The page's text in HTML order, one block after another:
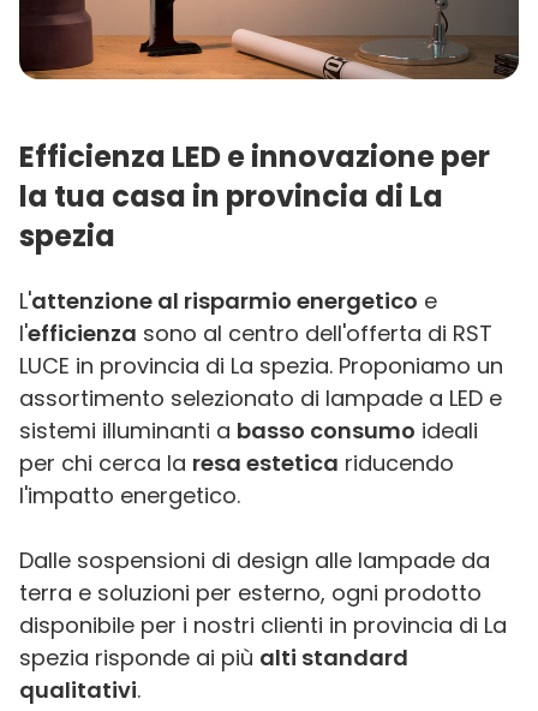
Efficienza LED e innovazione per
la tua casa in provincia di La
spezia
L'attenzione al risparmio energetico e
l'efficienza sono al centro dell'offerta di RST
LUCE in provincia di La spezia. Proponiamo un
assortimento selezionato di lampade a LED e
sistemi illuminanti a basso consumo ideali
per chi cerca la resa estetica riducendo
l'impatto energetico.
Dalle sospensioni di design alle lampade da
terra e soluzioni per esterno, ogni prodotto
disponibile per i nostri clienti in provincia di La
spezia risponde ai più alti standard
qualitativi.